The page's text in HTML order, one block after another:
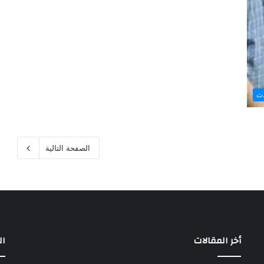
الصفحة التالية
أخر المقالات